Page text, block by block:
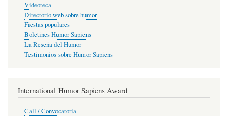
Videoteca
Directorio web sobre humor
Fiestas populares
Boletines Humor Sapiens
La Reseña del Humor
Testimonios sobre Humor Sapiens
International Humor Sapiens Award
Call / Convocatoria